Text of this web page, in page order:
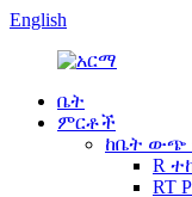
English
ቤት
ምርቶች
ከቤት ውጭ
R
RT